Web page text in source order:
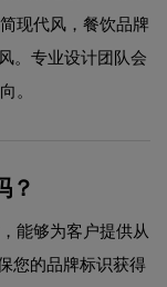
现代风，餐饮品牌
。专业设计团队会
。
？
能够为客户提供从
您的品牌标识获得